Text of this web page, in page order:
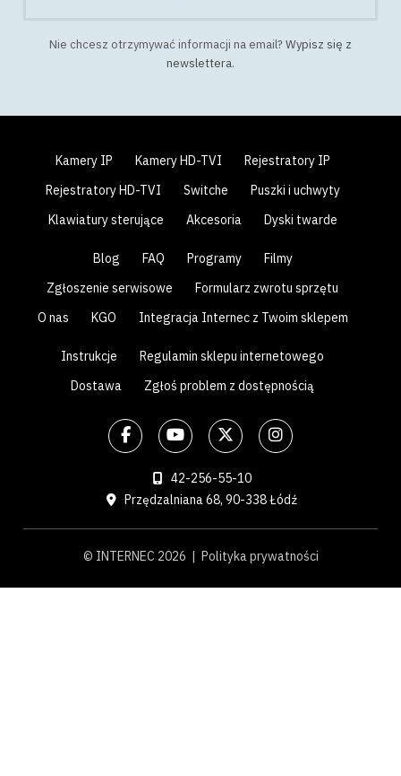
Nie chcesz otrzymywać informacji na email?Wypisz się z
newslettera.
Kamery IP Kamery HD-TVI
Rejestratory IP
Rejestratory HD-TVI
Switche
Puszki i uchwyty
Klawiatury sterujące
Akcesoria Dyski twarde
Blog FAQ Programy
Filmy
Zgłoszenie serwisowe
Formularz zwrotu sprzętu
O nas
KGO Integracja Internec z Twoim sklepem
Instrukcje
Regulamin sklepu internetowego
Dostawa
Zgłoś problem z dostępnością
42-256-55-10
Przędzalniana 68, 90-338 Łódź
© INTERNEC 2026 | Polityka prywatności